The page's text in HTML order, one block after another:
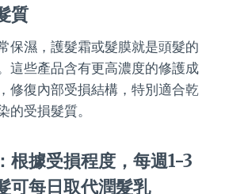
質
保濕，護髮霜或髮膜就是頭髮的
這些產品含有更高濃度的修護成
修復內部受損結構，特別適合乾
的受損髮質。
根據受損程度，每週1-3
可每日取代潤髮乳